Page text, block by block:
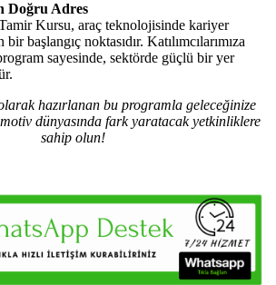
Doğru Adres
Kursu, araç teknolojisinde kariyer
başlangıç noktasıdır. Katılımcılarımıza
sayesinde, sektörde güçlü bir yer
hazırlanan bu programla geleceğinize
dünyasında fark yaratacak yetkinliklere
sahip olun!